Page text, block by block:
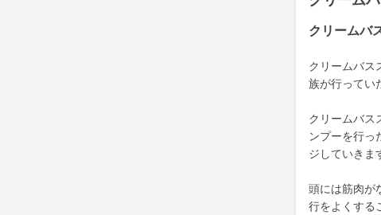
クリームバ
クリームバス
族が行ってい
クリームバス
ンプーを行っ
ジしていきま
頭には筋肉が
行をよくする